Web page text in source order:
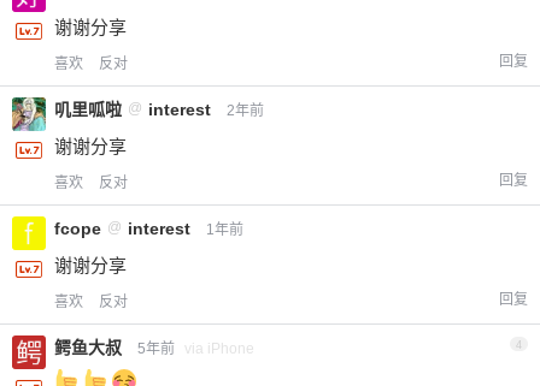
谢谢分享
喜欢 反对 回复
叽里呱啦 @ interest 2年前
谢谢分享
喜欢 反对 回复
fcope @ interest 1年前
谢谢分享
喜欢 反对 回复
鳄鱼大叔 5年前 via iPhone 4